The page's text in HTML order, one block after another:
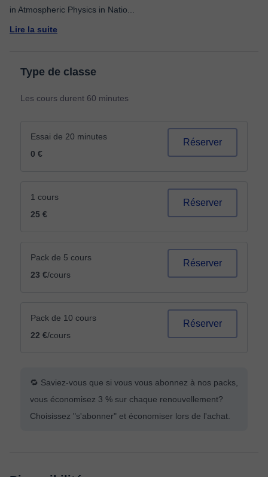
in Atmospheric Physics in Natio
Lire la suite
Type de classe
Les cours durent 60 minutes
Essai de 20 minutes
0 €
Réserver
1 cours
25 €
Réserver
Pack de 5 cours
23 €/cours
Réserver
Pack de 10 cours
22 €/cours
Réserver
🔁 Saviez-vous que si vous vous abonnez à nos packs,
vous économisez 3 % sur chaque renouvellement?
Choisissez "s'abonner" et économiser lors de l'achat.